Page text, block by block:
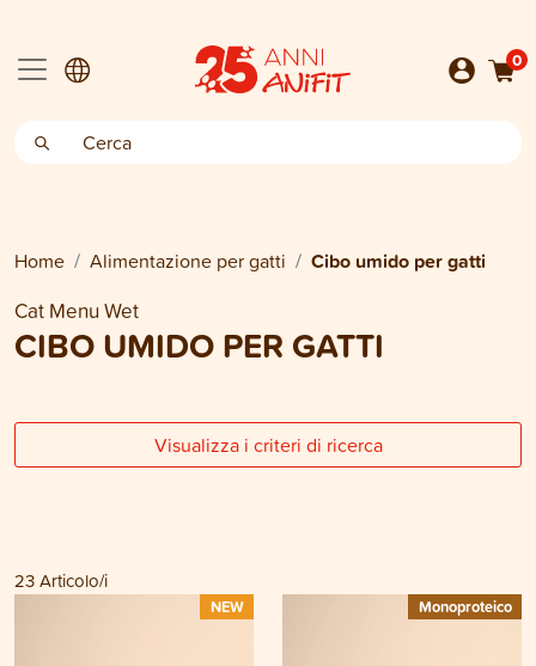
0
Home Alimentazione per gatti
Cibo umido per gatti
Cat Menu Wet
CIBO UMIDO PER GATTI
Visualizza i criteri di ricerca
23Articolo/i
NEW Monoproteico